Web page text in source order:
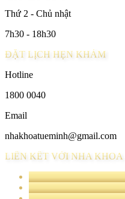
Thứ 2 - Chủ nhật
7h30 - 18h30
ĐẶT LỊCH HẸN KHÁM
Hotline
1800 0040
Email
nhakhoatueminh@gmail.com
LIÊN KẾT VỚI NHA KHOA